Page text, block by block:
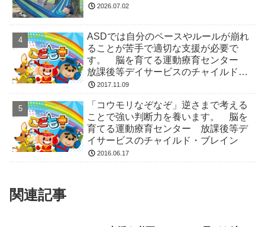
2026.07.02
ASDでは自分のペースやルールが崩れ
ることが苦手で適切な支援が必要で
す。 脳を育てる運動療育センター
放課後等デイサービスのチャイルド・
ブレイン
2017.11.09
「コウモリなぞなぞ」逆さまで考える
ことで強い判断力を養います。 脳を
育てる運動療育センター 放課後等デ
イサービスのチャイルド・ブレイン
2016.06.17
関連記事